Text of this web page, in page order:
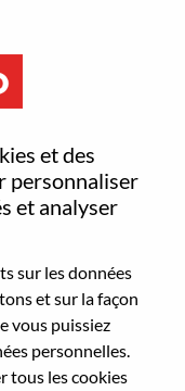
et des
personnaliser
et analyser
sur les données
et sur la façon
vous puissiez
personnelles.
tous les cookies
reset your
with your